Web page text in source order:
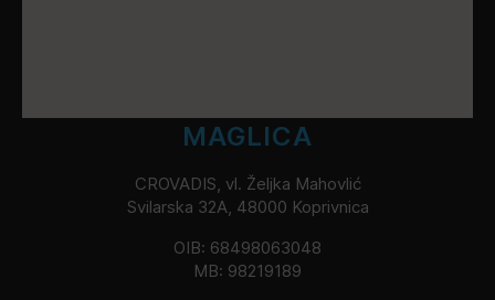
MAGLICA
CROVADIS, vl. Željka Mahovlić
Svilarska 32A, 48000 Koprivnica
OIB: 68498063048
MB: 98219189